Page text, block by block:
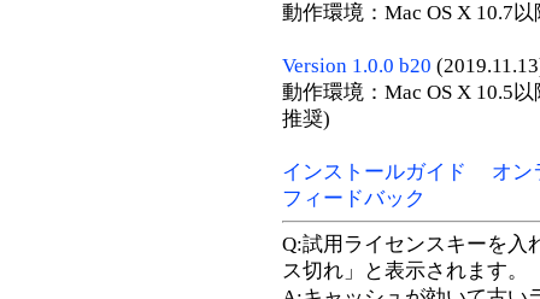
動作環境：Mac OS X 10.7以
Version 1.0.0 b20
動作環境：Mac OS X 10.5
推奨)
インストールガイド
オン
フィードバック
Q:試用ライセンスキーを入
ス切れ」と表示されます。